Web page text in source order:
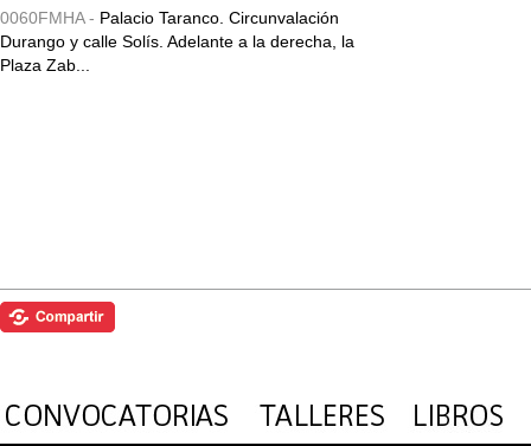
0060FMHA - Palacio Taranco. Circunvalación
Durango y calle Solís. Adelante a la derecha, la
Plaza Zab...